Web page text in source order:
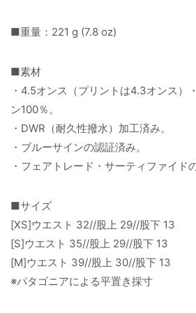
■重量：221 g (7.8 oz)
■素材
・4.5オンス（プリントは4.3オンス）
ン100％。
・DWR（耐久性撥水）加工済み。
・ブルーサインの認証済み。
・フェアトレード・サーティファイド
■サイズ
[XS]ウエスト 32//股上 29//股下 13
[S]ウエスト 35//股上 29//股下 13
[M]ウエスト 39//股上 30//股下 13
※パタゴニアによる平置き採寸